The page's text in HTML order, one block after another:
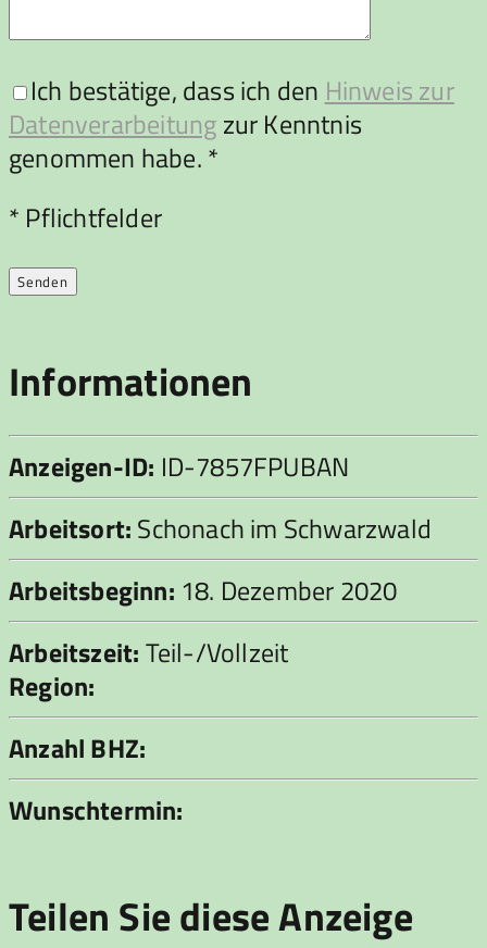
Ich bestätige, dass ich den Hinweis zur
Datenverarbeitungzur Kenntnis
genommen habe. *
Bitte lasse dieses Feld leer.
* Pflichtfelder
Informationen
Anzeigen-ID: ID-7857FPUBAN
Arbeitsort:Schonach im Schwarzwald
Arbeitsbeginn: 18. Dezember 2020
Arbeitszeit:Teil-/Vollzeit
Region:
Anzahl BHZ:
Wunschtermin:
Teilen Sie diese Anzeige